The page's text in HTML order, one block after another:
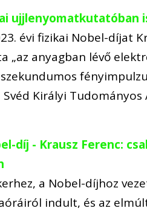
ujjlenyomatkutatóban
évi fizikai Nobel-díjat
„az anyagban lévő
Svéd Királyi
díj - Krausz Ferenc:
a Nobel-díjhoz
indult, és az